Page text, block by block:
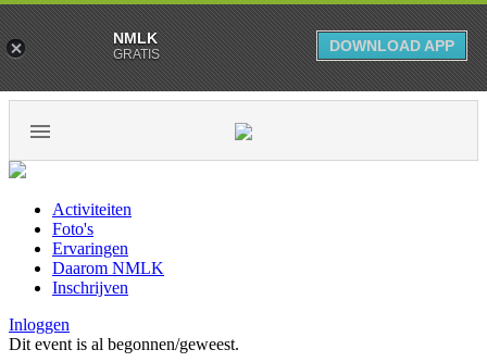
Activiteiten
Foto's
Ervaringen
Daarom NMLK
Inschrijven
Inloggen
Dit event is al begonnen/geweest.
NMLK
GRATIS DOWNLOAD APP